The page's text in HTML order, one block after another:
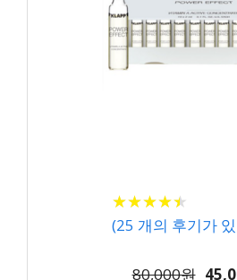
★★★★★
★★★★★
(25 개의 후기가
80,000원